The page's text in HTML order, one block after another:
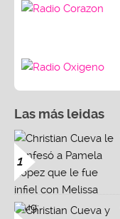
Las más leidas
1